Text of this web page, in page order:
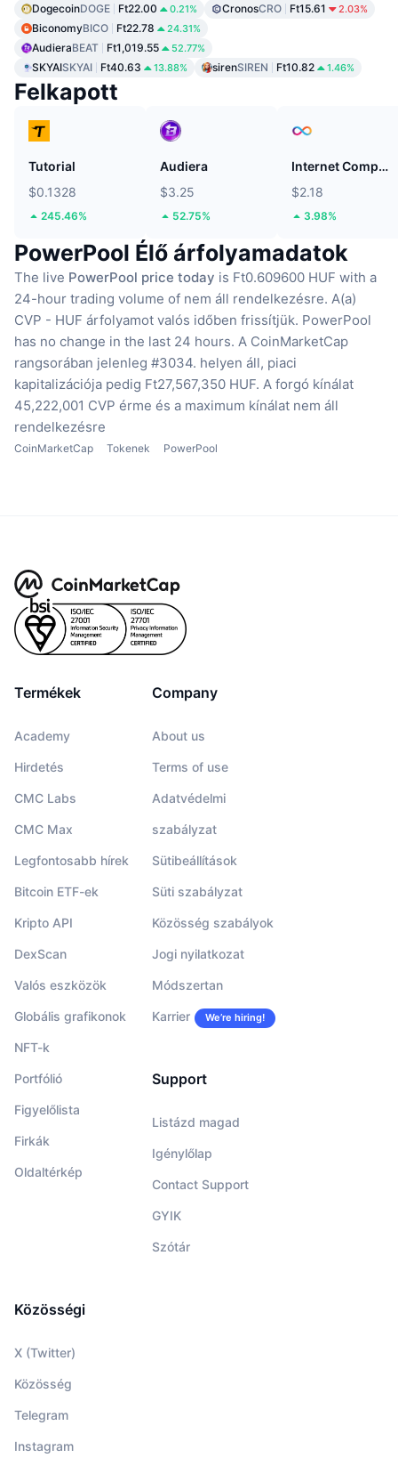
DogecoinDOGE Ft22.00 0.21% CronosCRO Ft15.61 2.03%
BiconomyBICO Ft22.78 24.31%
AudieraBEAT Ft1,019.55 52.77%
SKYAISKYAI Ft40.63 13.88% sirenSIREN Ft10.82 1.46%
Felkapott
Tutorial
$0.1328
245.46%
Audiera
$3.25
52.75%
Internet Computer
$2.18
3.98%
PowerPool Élő árfolyamadatok
The live PowerPool price today is Ft0.609600 HUF with a
24-hour trading volume of nem áll rendelkezésre. A(a)
CVP - HUF árfolyamot valós időben frissítjük. PowerPool
has no change in the last 24 hours. A CoinMarketCap
rangsorában jelenleg #3034. helyen áll, piaci
kapitalizációja pedig Ft27,567,350 HUF. A forgó kínálat
45,222,001 CVP érme és a maximum kínálat nem áll
rendelkezésre
CoinMarketCap Tokenek PowerPool
Termékek
Academy
Hirdetés
CMC Labs
CMC Max
Legfontosabb hírek
Bitcoin ETF-ek
Kripto API
DexScan
Valós eszközök
Globális grafikonok
NFT-k
Portfólió
Figyelőlista
Firkák
Oldaltérkép
Company
About us
Terms of use
Adatvédelmi
szabályzat
Sütibeállítások
Süti szabályzat
Közösség szabályok
Jogi nyilatkozat
Módszertan
Karrier We’re hiring!
Support
Listázd magad
Igénylőlap
Contact Support
GYIK
Szótár
Közösségi
X (Twitter)
Közösség
Telegram
Instagram